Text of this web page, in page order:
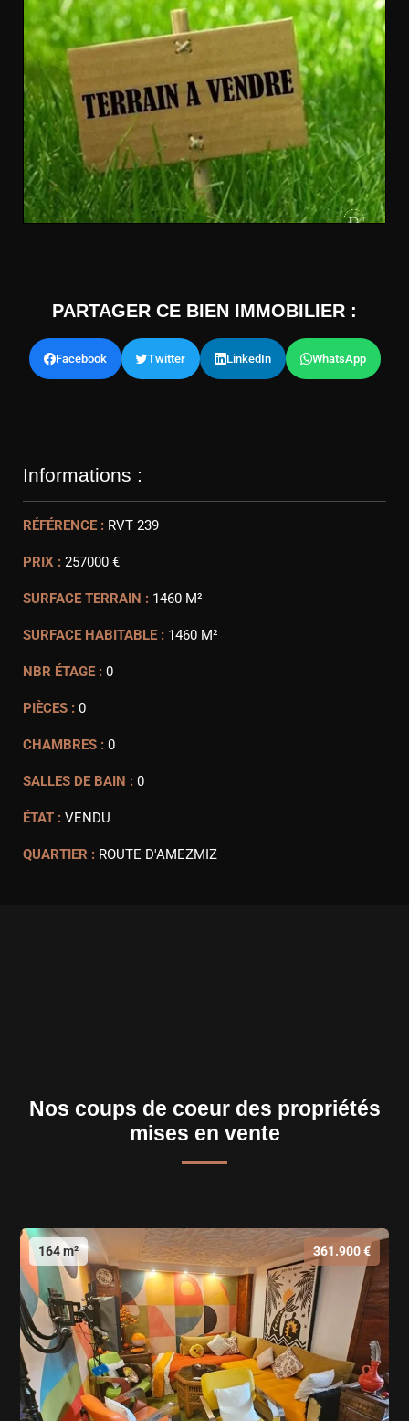
PARTAGER CE BIEN IMMOBILIER :
Facebook Twitter LinkedIn WhatsApp
Informations :
RÉFÉRENCE : RVT 239
PRIX : 257000 €
SURFACE TERRAIN : 1460 M²
SURFACE HABITABLE : 1460 M²
NBR ÉTAGE : 0
PIÈCES : 0
CHAMBRES : 0
SALLES DE BAIN : 0
ÉTAT : VENDU
QUARTIER : ROUTE D'AMEZMIZ
Nos coups de coeur des propriétés
mises en vente
164 m² 361.900 €